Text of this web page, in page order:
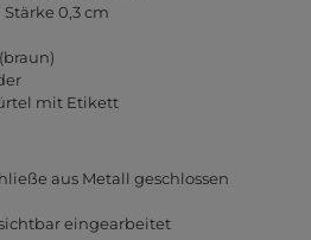
Stärke 0,3 cm
mit Etikett
aus Metall geschlossen
eingearbeitet